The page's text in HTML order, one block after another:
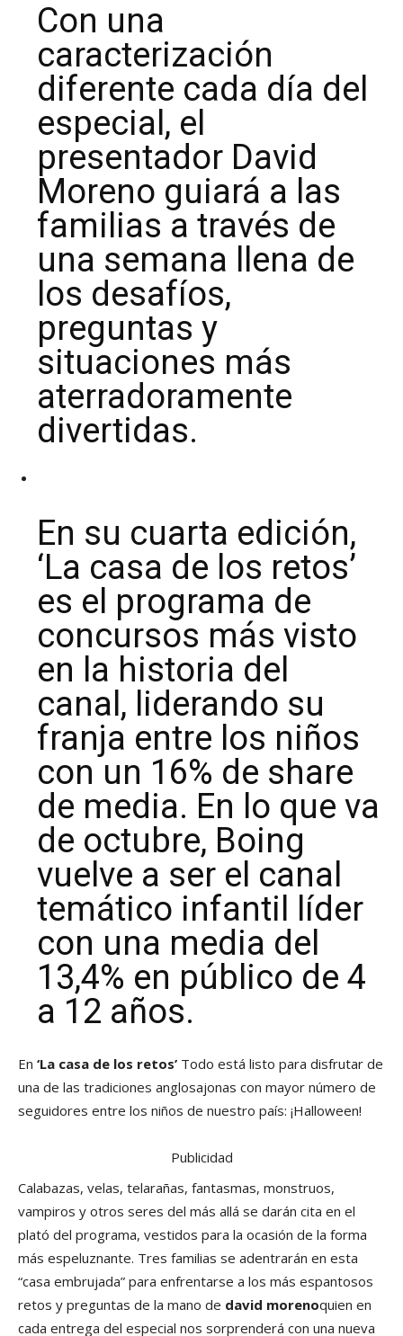
Con una
caracterización
diferente cada día del
especial, el
presentador David
Moreno guiará a las
familias a través de
una semana llena de
los desafíos,
preguntas y
situaciones más
aterradoramente
divertidas.
En su cuarta edición,
‘La casa de los retos’
es el programa de
concursos más visto
en la historia del
canal, liderando su
franja entre los niños
con un 16% de share
de media. En lo que va
de octubre, Boing
vuelve a ser el canal
temático infantil líder
con una media del
13,4% en público de 4
a 12 años.
En ‘La casa de los retos’ Todo está listo para disfrutar de
una de las tradiciones anglosajonas con mayor número de
seguidores entre los niños de nuestro país: ¡Halloween!
Publicidad
Calabazas, velas, telarañas, fantasmas, monstruos,
vampiros y otros seres del más allá se darán cita en el
plató del programa, vestidos para la ocasión de la forma
más espeluznante. Tres familias se adentrarán en esta
“casa embrujada” para enfrentarse a los más espantosos
retos y preguntas de la mano de david morenoquien en
cada entrega del especial nos sorprenderá con una nueva